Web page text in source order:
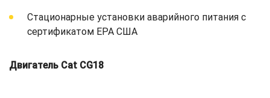
Стационарные установки аварийного питания с
сертификатом EPA США
Двигатель Cat CG18